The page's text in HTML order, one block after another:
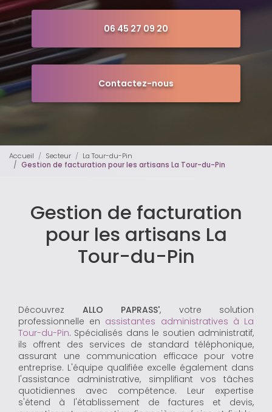
06 45 27 09 20
Contactez-nous
Accueil Secteur
La Tour-du-Pin
Gestion de facturation pour les artisans La Tour-du-Pin
Gestion de facturation
pour les artisans La
Tour-du-Pin
Découvrez ALLO PAPRASS', votre solution
professionnelle en assistantes administratives à La
Tour-du-Pin. Spécialisés dans le soutien administratif,
ils offrent des services de standard téléphonique,
assurant une communication efficace pour votre
entreprise. L'équipe qualifiée excelle également dans
l'assistance administrative, simplifiant vos tâches
quotidiennes avec compétence. Leur expertise
s'étend à l'établissement de factures et devis,